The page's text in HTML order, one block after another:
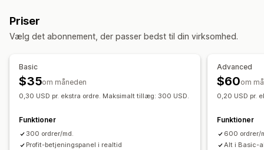
Markedsføring og salg
Markedsføringstildeling
Betalingsanalyse
ROAS
Forladt indkøbskurv
Visualiseringer og rapporter
Kontrolpanel med analyser Tilpassede kontrolpaneler
Rapporter for flere butikker
Dataeksport Historisk analyse Planlægning af rapporter
Returnering og ombytning
Sporing af kostpris for solgte varer Tilpassede rapporter
Finansiel drift
Oversigt over dagligt salg
Kunder Lagerbeholdning og produkt
Priser
Vælg det abonnement, der passer bedst til din virksomhed.
Basic
$35om måneden
0,30 USD pr. ekstra ordre. Maksimalt tillæg: 300 USD.
Funktioner
300 ordrer/md.
Profit-betjeningspanel i realtid
Advanced
$60om
0,20 USD pr.
Funktioner
600 ordrer/
Alt i Basic-